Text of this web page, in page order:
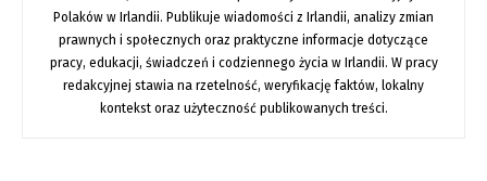
Polaków w Irlandii. Publikuje wiadomości z Irlandii, analizy zmian
prawnych i społecznych oraz praktyczne informacje dotyczące
pracy, edukacji, świadczeń i codziennego życia w Irlandii. W pracy
redakcyjnej stawia na rzetelność, weryfikację faktów, lokalny
kontekst oraz użyteczność publikowanych treści.